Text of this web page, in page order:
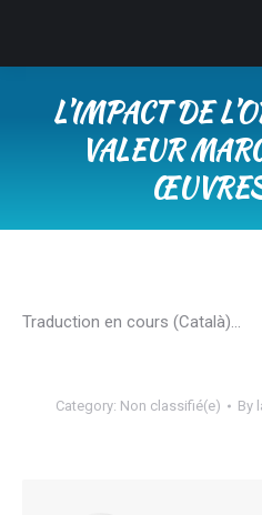
L’IMPACT DE
VALEUR
Traduction en cours (Català)…
Category: Non classifié(e) By